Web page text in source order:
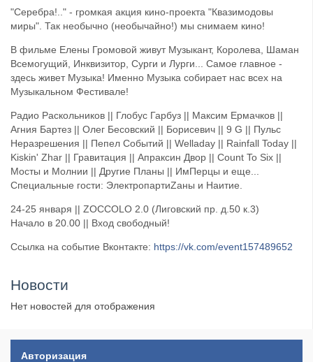
"Серебра!.." - громкая акция кино-проекта "Квазимодовы
миры". Так необычно (необычайно!) мы снимаем кино!
В фильме Елены Громовой живут Музыкант, Королева, Шаман
Всемогущий, Инквизитор, Сурги и Лурги... Самое главное -
здесь живет Музыка! Именно Музыка собирает нас всех на
Музыкальном Фестивале!
Радио Раскольников || Глобус Гарбуз || Максим Ермачков ||
Агния Бартез || Олег Бесовский || Борисевич || 9 G || Пульс
Неразрешения || Пепел Событий || Welladay || Rainfall Today ||
Kiskin' Zhar || Гравитация || Апраксин Двор || Count To Six ||
Мосты и Молнии || Другие Планы || ИмПерцы и еще...
Специальные гости: ЭлектропартиZаны и Наитие.
24-25 января || ZOCCOLO 2.0 (Лиговский пр. д.50 к.3)
Начало в 20.00 || Вход свободный!
Ссылка на событие Вконтакте: https://vk.com/event157489652
Новости
Нет новостей для отображения
Авторизация